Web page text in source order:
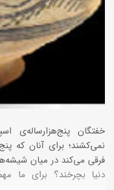
خفتگان پنج‌هزارساله‌ی
نمی‌كشند؛ برای آنان كه
فرقی می‌كند در میان
دنیا بچرخند؟ برای ما